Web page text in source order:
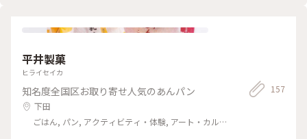
#静岡道の駅 #道の駅 #伊東マリンタウン #伊東
平井製菓
ヒライセイカ
知名度全国区お取り寄せ人気のあんパン
下田
ごはん, パン, アクティビティ・体験, アート・カルチ
157